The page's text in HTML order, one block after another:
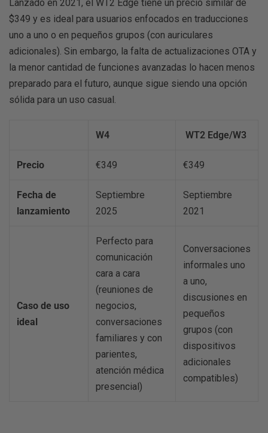
Lanzado en 2021, el WT2 Edge tiene un precio similar de
$349 y es ideal para usuarios enfocados en traducciones
uno a uno o en pequeños grupos (con auriculares
adicionales). Sin embargo, la falta de actualizaciones OTA y
la menor cantidad de funciones avanzadas lo hacen menos
preparado para el futuro, aunque sigue siendo una opción
sólida para un uso casual.
W4 WT2 Edge/W3
Precio €349 €349
Fecha de
lanzamiento
Septiembre
2025
Septiembre
2021
Caso de uso
ideal
Perfecto para
comunicación
cara a cara
(reuniones de
negocios,
conversaciones
familiares y con
parientes,
atención médica
presencial)
Conversaciones
informales uno
a uno,
discusiones en
pequeños
grupos (con
dispositivos
adicionales
compatibles)